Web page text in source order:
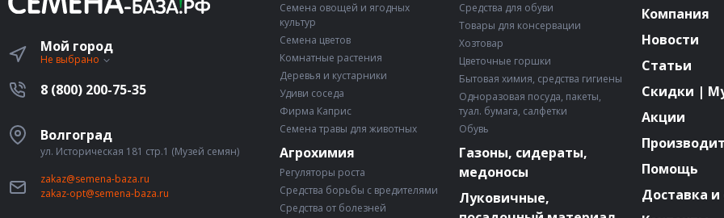
Мой город
Не выбрано
8 (800) 200-75-35
Волгоград
ул. Историческая 181 стр.1 (Музей семян)
zakaz@semena-baza.ru
zakaz-opt@semena-baza.ru
Семена овощей и ягодных
культур
Семена цветов
Комнатные растения
Деревья и кустарники
Удиви соседа
Фирма Каприс
Семена травы для животных
Агрохимия
Регуляторы роста
Средства борьбы с вредителями
Средства от болезней
Средства для обуви
Товары для консервации
Хозтовар
Цветочные горшки
Бытовая химия, средства гигиены
Одноразовая посуда, пакеты,
туал. бумага, салфетки
Обувь
Газоны, сидераты,
медоносы
Луковичные,
Компания
Новости
Статьи
Скидки |
Акции
Помощь
Доставка и